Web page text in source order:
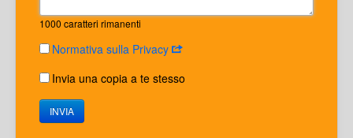
1000 caratteri rimanenti
Normativa sulla Privacy
Invia una copia a te stesso
INVIA